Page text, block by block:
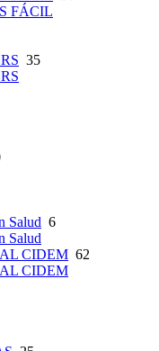
FÁCIL
35
Salud 6
Salud
CIDEM 62
CIDEM